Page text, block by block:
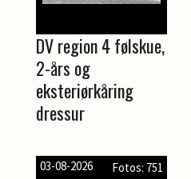
DV region 4 følskue,
2-års og
eksteriørkåring
dressur
03-08-2026 Fotos: 751